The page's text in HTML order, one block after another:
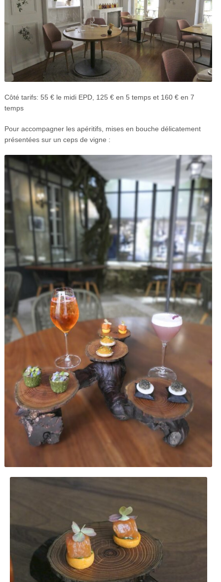
Côté tarifs: 55 € le midi EPD, 125 € en 5 temps et 160 € en 7
temps
Pour accompagner les apéritifs, mises en bouche délicatement
présentées sur un ceps de vigne :